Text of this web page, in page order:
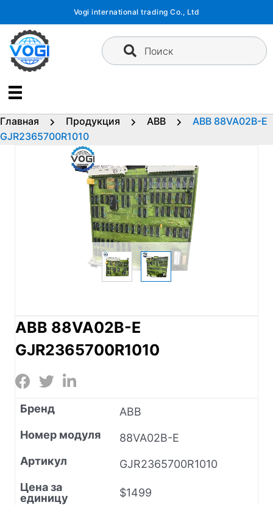
содержимому
Vogi international trading Co., Ltd
Поиск
Главная Продукция ABB
ABB 88VA02B-E
GJR2365700R1010
ABB 88VA02B-E
GJR2365700R1010
Бренд
ABB
Номер модуля
88VA02B-E
Артикул
GJR2365700R1010
Цена за
единицу
$1499